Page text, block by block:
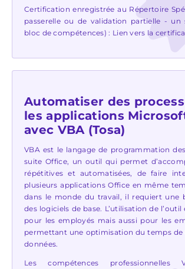
Certification enregistrée au Répertoire
passerelle ou de validation partielle - un
bloc de compétences) : Lien vers la
Automatiser des
les applications
avec VBA (Tosa)
VBA est le langage de programmation
suite Office, un outil qui permet
répétitives et automatisées, de faire
plusieurs applications Office en même
dans le monde du travail, il requiert une
des logiciels de base. L’utilisation de
pour les employés mais aussi pour les
permettant une optimisation du temps de
données.
Les compétences professionnelles